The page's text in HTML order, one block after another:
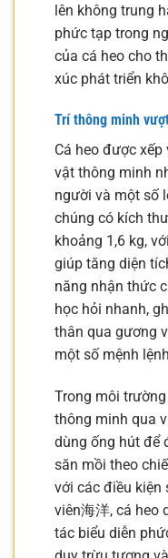
lên không trung
phức tạp trong
của cá heo cho
xúc phát triển
Trí thông minh
Cá heo được
vật thông minh
người và một số
chúng có kích
khoảng 1,6 kg,
giúp tăng diện
năng nhận thức
học hỏi nhanh,
thân qua gương
một số mệnh
Trong môi
thông minh qua
dùng ống hút để
săn mồi theo
với các điều kiện
viên海洋, cá heo
tác biểu diễn